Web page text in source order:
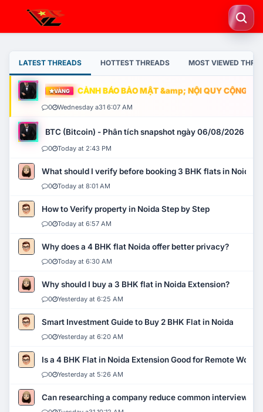
LATEST THREADS HOTTEST THREADS MOST VIEWED
VÀNG CẢNH BÁO BẢO MẬT &amp; NỘI QUY CỘNG
0 Wednesday a31 6:07 AM
BTC (Bitcoin) - Phân tích snapshot ngày 06/08/2026
0 Today at 2:43 PM
What should I verify before booking 3 BHK flats in Noida?
0 Today at 8:01 AM
How to Verify property in Noida Step by Step
0 Today at 6:57 AM
Why does a 4 BHK flat Noida offer better privacy?
0 Today at 6:30 AM
Why should I buy a 3 BHK flat in Noida Extension?
0 Yesterday at 6:25 AM
Smart Investment Guide to Buy 2 BHK Flat in Noida
0 Yesterday at 6:20 AM
Is a 4 BHK Flat in Noida Extension Good for Remote Work?
0 Yesterday at 5:26 AM
Can researching a company reduce common interview